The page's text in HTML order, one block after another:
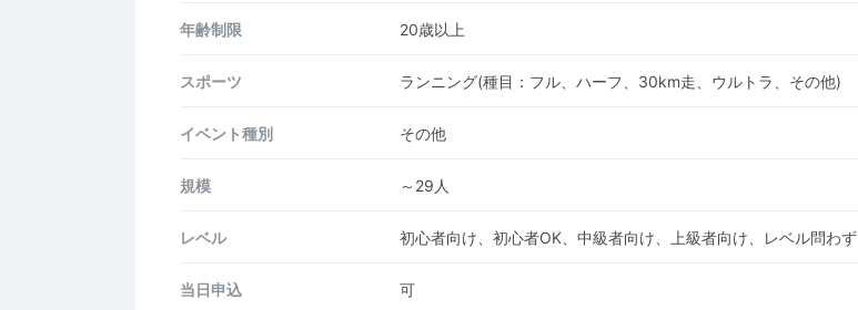
年齢制限 20歳以上
スポーツ ランニング(種目：フル、ハーフ、30km走、ウルトラ、その他)
イベント種別 その他
規模 ～29人
レベル 初心者向け、初心者OK、中級者向け、上級者向け、レベル問わず
当日申込 可